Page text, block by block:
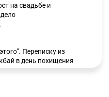
на свадьбе и
Переписку из
в день похищения